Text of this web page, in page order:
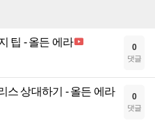
팁 - 올든 에라 0
댓글
스 상대하기 - 올든 에라 0
댓글